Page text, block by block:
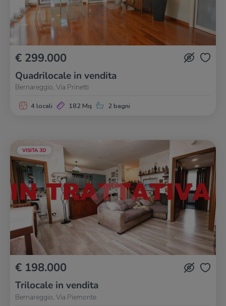
€ 299.000
Quadrilocale in vendita
Bernareggio, Via Prinetti
4 locali 182 Mq 2 bagni
VISITA 3D
€ 198.000
Trilocale in vendita
Bernareggio, Via Piemonte